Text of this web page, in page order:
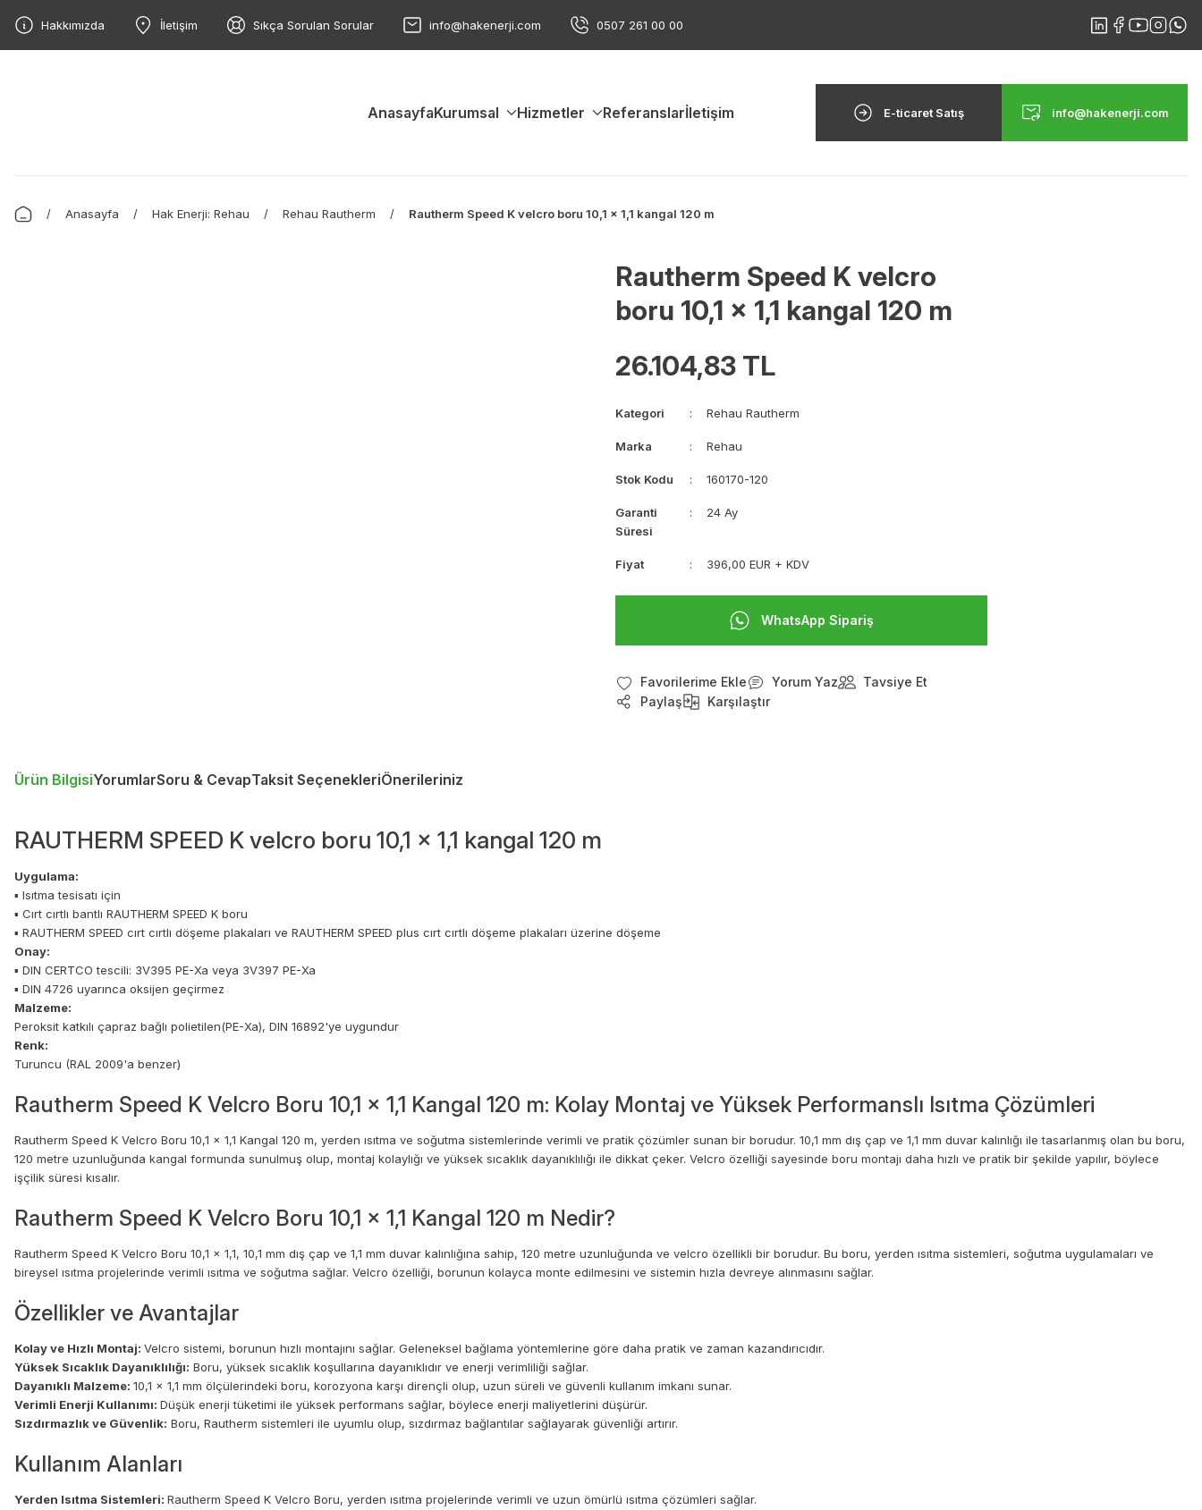
Hakkımızda İletişim Sıkça Sorulan Sorular info@hakenerji.com 0507 261 00 00
AnasayfaKurumsal Hizmetler Referanslarİletişim E-ticaret Satış info@hakenerji.com
Anasayfa Hak Enerji: Rehau Rehau Rautherm Rautherm Speed K velcro boru 10,1 x 1,1 kangal 120 m
Rautherm Speed K velcro
boru 10,1 x 1,1 kangal 120 m
26.104,83 TL
Kategori Rehau Rautherm
Marka Rehau
Stok Kodu 160170-120
Garanti
Süresi
24 Ay
Fiyat 396,00 EUR + KDV
WhatsApp Sipariş
Yorum Yaz
Tavsiye Et
Paylaş
Karşılaştır
Ürün BilgisiYorumlarSoru & CevapTaksit SeçenekleriÖnerileriniz
RAUTHERM SPEED K velcro boru 10,1 x 1,1 kangal 120 m
Uygulama:
▪ Isıtma tesisatı için
▪ Cırt cırtlı bantlı RAUTHERM SPEED K boru
▪ RAUTHERM SPEED cırt cırtlı döşeme plakaları ve RAUTHERM SPEED plus cırt cırtlı döşeme plakaları üzerine döşeme
Onay:
▪ DIN CERTCO tescili: 3V395 PE-Xa veya 3V397 PE-Xa
▪ DIN 4726 uyarınca oksijen geçirmez
Malzeme:
Peroksit katkılı çapraz bağlı polietilen(PE-Xa), DIN 16892'ye uygundur
Renk:
Turuncu (RAL 2009'a benzer)
Rautherm Speed K Velcro Boru 10,1 x 1,1 Kangal 120 m: Kolay Montaj ve Yüksek Performanslı Isıtma Çözümleri
Rautherm Speed K Velcro Boru 10,1 x 1,1 Kangal 120 m, yerden ısıtma ve soğutma sistemlerinde verimli ve pratik çözümler sunan bir borudur. 10,1 mm dış çap ve 1,1 mm duvar kalınlığı ile tasarlanmış olan bu boru,
120 metre uzunluğunda kangal formunda sunulmuş olup, montaj kolaylığı ve yüksek sıcaklık dayanıklılığı ile dikkat çeker. Velcro özelliği sayesinde boru montajı daha hızlı ve pratik bir şekilde yapılır, böylece
işçilik süresi kısalır.
Rautherm Speed K Velcro Boru 10,1 x 1,1 Kangal 120 m Nedir?
Rautherm Speed K Velcro Boru 10,1 x 1,1, 10,1 mm dış çap ve 1,1 mm duvar kalınlığına sahip, 120 metre uzunluğunda ve velcro özellikli bir borudur. Bu boru, yerden ısıtma sistemleri, soğutma uygulamaları ve
bireysel ısıtma projelerinde verimli ısıtma ve soğutma sağlar. Velcro özelliği, borunun kolayca monte edilmesini ve sistemin hızla devreye alınmasını sağlar.
Özellikler ve Avantajlar
Kolay ve Hızlı Montaj: Velcro sistemi, borunun hızlı montajını sağlar. Geleneksel bağlama yöntemlerine göre daha pratik ve zaman kazandırıcıdır.
Yüksek Sıcaklık Dayanıklılığı: Boru, yüksek sıcaklık koşullarına dayanıklıdır ve enerji verimliliği sağlar.
Dayanıklı Malzeme: 10,1 x 1,1 mm ölçülerindeki boru, korozyona karşı dirençli olup, uzun süreli ve güvenli kullanım imkanı sunar.
Verimli Enerji Kullanımı: Düşük enerji tüketimi ile yüksek performans sağlar, böylece enerji maliyetlerini düşürür.
Sızdırmazlık ve Güvenlik: Boru, Rautherm sistemleri ile uyumlu olup, sızdırmaz bağlantılar sağlayarak güvenliği artırır.
Kullanım Alanları
Yerden Isıtma Sistemleri: Rautherm Speed K Velcro Boru, yerden ısıtma projelerinde verimli ve uzun ömürlü ısıtma çözümleri sağlar.